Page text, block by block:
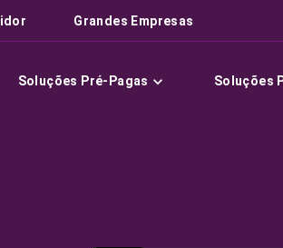
Grandes Empresas
Soluções Pré-Pagas Soluções